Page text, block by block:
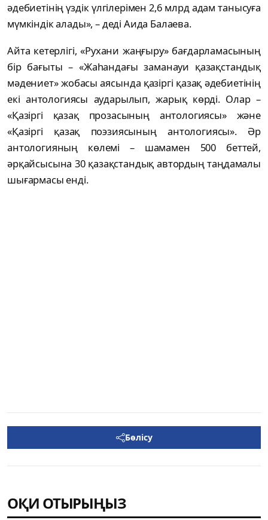
әдебиетінің үздік үлгілерімен 2,6 млрд адам танысуға
мүмкіндік алады», – деді Аида Балаева.
Айта кетерлігі, «Рухани жаңғыру» бағдарламасының
бір бағыты – «Жаһандағы заманауи қазақстандық
мәдениет» жобасы аясында қазіргі қазақ әдебиетінің
екі антологиясы аударылып, жарық көрді. Олар –
«Қазіргі қазақ прозасының антологиясы» және
«Қазіргі қазақ поэзиясының антологиясы». Әр
антологияның көлемі – шамамен 500 беттей,
әрқайсысына 30 қазақстандық автордың таңдамалы
шығармасы енді.
Бөлісу
ОҚИ ОТЫРЫҢЫЗ